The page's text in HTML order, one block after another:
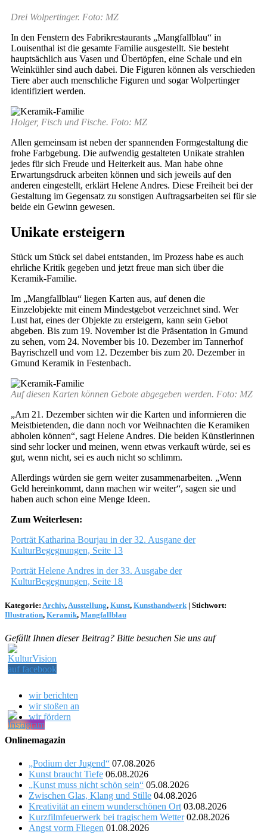
Drei Wolpertinger. Foto: MZ
In den Fenstern des Fabrikrestaurants „Mangfallblau“ in
Louisenthal ist die gesamte Familie ausgestellt. Sie besteht
hauptsächlich aus Vasen und Übertöpfen, eine Schale und ein
Weinkühler sind auch dabei. Die Figuren können als verschieden
Tiere aber auch menschliche Figuren und sogar Wolpertinger
identifiziert werden.
Holger, Fisch und Fische. Foto: MZ
Allen gemeinsam ist neben der spannenden Formgestaltung die
frohe Farbgebung. Die aufwendig gestalteten Unikate strahlen
jedes für sich Freude und Heiterkeit aus. Man habe ohne
Erwartungsdruck arbeiten können und sich jeweils auf den
anderen eingestellt, erklärt Helene Andres. Diese Freiheit bei der
Gestaltung im Gegensatz zu sonstigen Auftragsarbeiten sei für sie
beide ein Gewinn gewesen.
Unikate ersteigern
Stück um Stück sei dabei entstanden, im Prozess habe es auch
ehrliche Kritik gegeben und jetzt freue man sich über die
Keramik-Familie.
Im „Mangfallblau“ liegen Karten aus, auf denen die
Einzelobjekte mit einem Mindestgebot verzeichnet sind. Wer
Lust hat, eines der Objekte zu ersteigern, kann sein Gebot
abgeben. Bis zum 19. November ist die Präsentation in Gmund
zu sehen, vom 24. November bis 10. Dezember im Tannerhof
Bayrischzell und vom 12. Dezember bis zum 20. Dezember in
Gmund Keramik in Festenbach.
Auf diesen Karten können Gebote abgegeben werden. Foto: MZ
„Am 21. Dezember sichten wir die Karten und informieren die
Meistbietenden, die dann noch vor Weihnachten die Keramiken
abholen können“, sagt Helene Andres. Die beiden Künstlerinnen
sind sehr locker und meinen, wenn etwas verkauft würde, sei es
gut, wenn nicht, sei es auch nicht so schlimm.
Allerdings würden sie gern weiter zusammenarbeiten. „Wenn
Geld hereinkommt, dann machen wir weiter“, sagen sie und
haben auch schon eine Menge Ideen.
Zum Weiterlesen:
Porträt Katharina Bourjau in der 32. Ausgane der
KulturBegegnungen, Seite 13
Porträt Helene Andres in der 33. Ausgabe der
KulturBegegnungen, Seite 18
Kategorie: Archiv, Ausstellung, Kunst, Kunsthandwerk | Stichwort:
Illustration, Keramik, Mangfallblau
Gefällt Ihnen dieser Beitrag? Bitte besuchen Sie uns auf
wir berichten
wir stoßen an
wir fördern
Onlinemagazin
„Podium der Jugend“ 07.08.2026
Kunst braucht Tiefe 06.08.2026
„Kunst muss nicht schön sein“ 05.08.2026
Zwischen Glas, Klang und Stille 04.08.2026
Kreativität an einem wunderschönen Ort 03.08.2026
Kurzfilmfeuerwerk bei tragischem Wetter 02.08.2026
Angst vorm Fliegen 01.08.2026